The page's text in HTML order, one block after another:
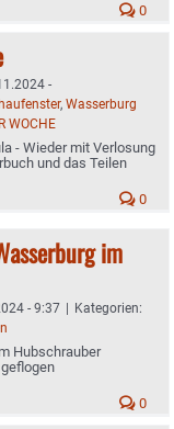
0
-
, Wasserburg
WOCHE
- Wieder mit Verlosung
0
im
- 9:37 | Kategorien:
Hubschrauber
0